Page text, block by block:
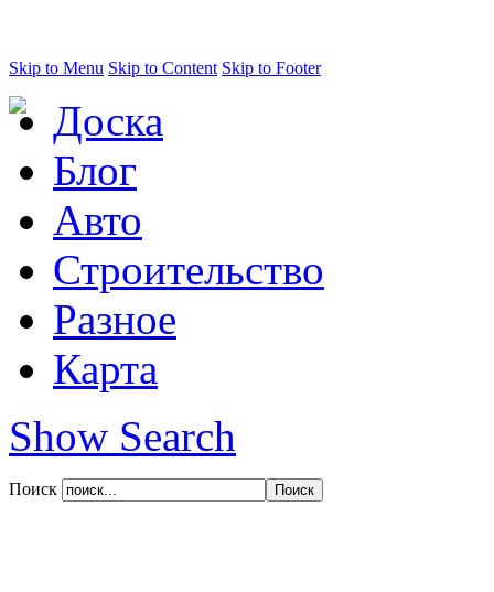
Skip to Menu Skip to Content Skip to Footer
Доска
Блог
Авто
Строительство
Разное
Карта
Show Search
Поиск